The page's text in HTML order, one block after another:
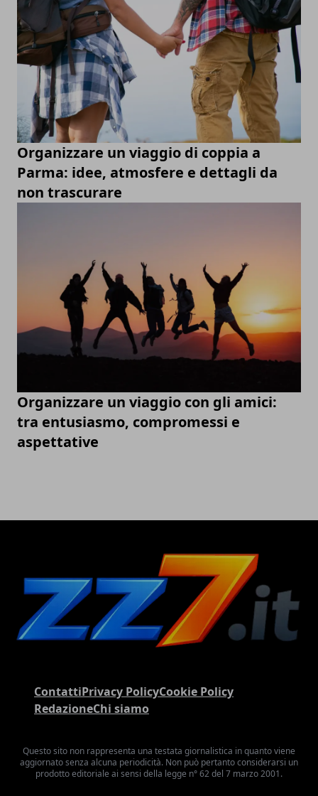
Organizzare un viaggio di coppia a
Parma: idee, atmosfere e dettagli da
non trascurare
Organizzare un viaggio con gli amici:
tra entusiasmo, compromessi e
aspettative
ContattiPrivacy PolicyCookie Policy
RedazioneChi siamo
Questo sito non rappresenta una testata giornalistica in quanto viene
aggiornato senza alcuna periodicità. Non può pertanto considerarsi un
prodotto editoriale ai sensi della legge n° 62 del 7 marzo 2001.